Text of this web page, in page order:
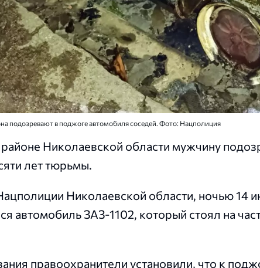
подозревают в поджоге автомобиля соседей. Фото: Нацполиция
Николаевской области мужчину
лет тюрьмы.
Николаевской области, ночью 14
автомобиль ЗАЗ-1102, который стоял на
правоохранители установили, что к